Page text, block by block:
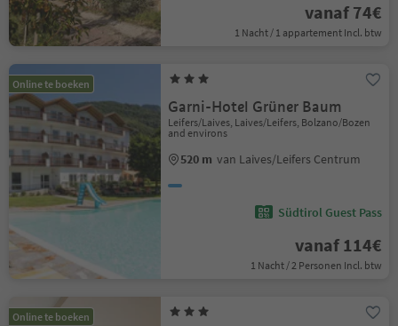
vanaf 74€
1 Nacht / 1 appartement Incl. btw
Online te boeken
Garni-Hotel Grüner Baum
Leifers/Laives, Laives/Leifers, Bolzano/Bozen
and environs
520 m van Laives/Leifers Centrum
Südtirol Guest Pass
vanaf 114€
1 Nacht / 2 Personen Incl. btw
Online te boeken